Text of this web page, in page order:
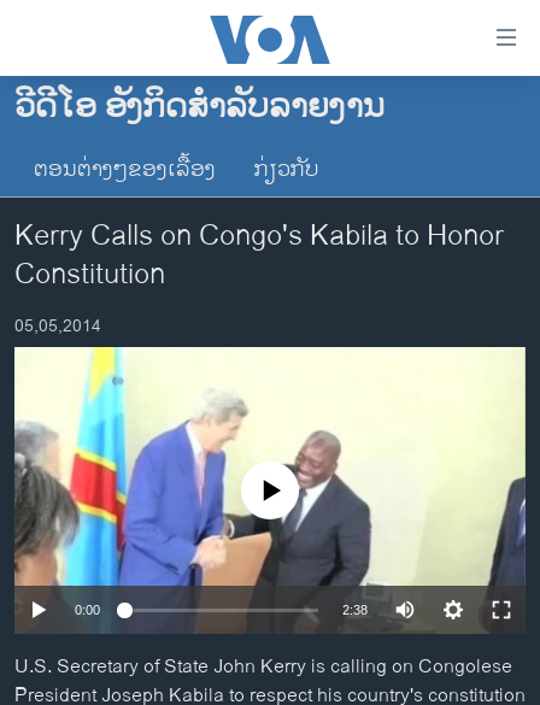
ເຂົ້າ
ຂ້າມ
ຂ້າມ
ໄປ
ຫາ
ຊອກ
ຄົ້ນ
ໂຮມເພຈ
ລາວ
ການເລືອກຕັ້ງ ປະທານາທີບໍດີ ສະຫະລັດ 2024
ໂລກ
ອິດສະຫຼະພາບດ້ານການຂ່າວ
ຊີວິດຊາວລາວ
ຊຸມຊົນຊາວລາວ
ວິທະຍາສາດ-ເທັກໂນໂລຈີ
ທຸລະກິດ
ວີດີໂອ
ວີດີໂອ ອັງກິດສຳລັບລາຍງານ
ຕອນຕ່າງໆຂອງເລື້ອງ ກ່ຽວກັບ
Kerry Calls on Congo's Kabila to Honor
Constitution
05,05,2014
No media source currently available
0:00 2:38
U.S. Secretary of State John Kerry is calling on Congolese
President Joseph Kabila to respect his country's constitution